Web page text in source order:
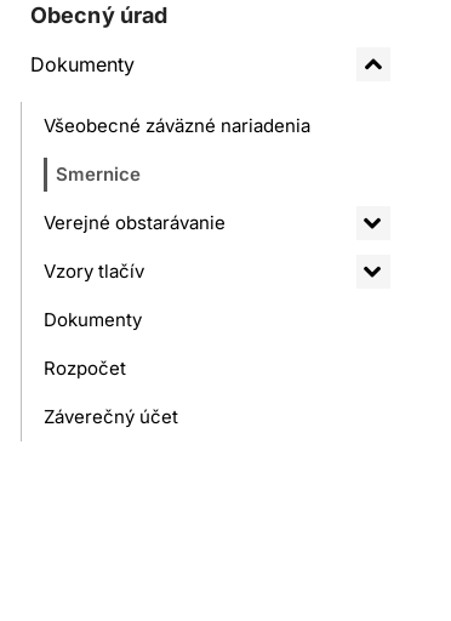
Obecný úrad
Dokumenty
Všeobecné záväzné nariadenia
Smernice
Verejné obstarávanie
Vzory tlačív
Dokumenty
Rozpočet
Záverečný účet